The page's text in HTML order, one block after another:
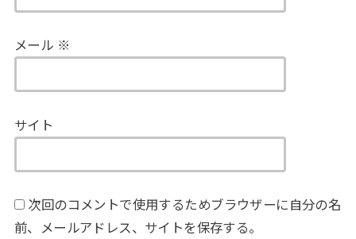
メール ※
サイト
次回のコメントで使用するためブラウザーに自分の名
前、メールアドレス、サイトを保存する。